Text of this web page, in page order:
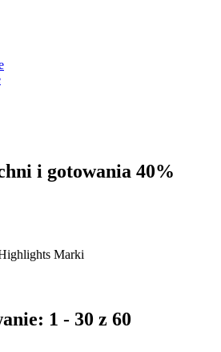
i gotowania 40%
Marki
1 - 30 z 60